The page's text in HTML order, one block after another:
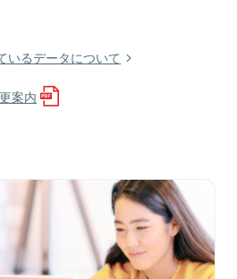
いるデータについて
案内